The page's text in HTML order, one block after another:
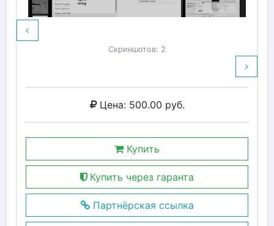
Скриншотов: 2
Цена: 500.00 руб.
Купить
Купить через гаранта
Партнёрская ссылка